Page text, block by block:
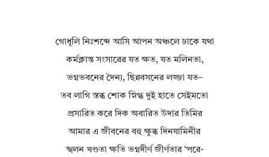
গোধূলি নিঃশব্দে আসি আপন অঞ্চলে ঢাকে যথা
কর্মক্লান্ত সংসারের যত ক্ষত, যত মলিনতা,
ভগ্নভবনের দৈন্য, ছিন্নবসনের লজ্জা যত–
তব লাগি স্তব্ধ শোক স্নিগ্ধ দুই হাতে সেইমতো
প্রসারিত করে দিক অবারিত উদার তিমির
আমার এ জীবনের বহু ক্ষুব্ধ দিনযামিনীর
স্খলন খণ্ডতা ক্ষতি ভগ্নদীর্ণ জীর্ণতার ‘পরে-